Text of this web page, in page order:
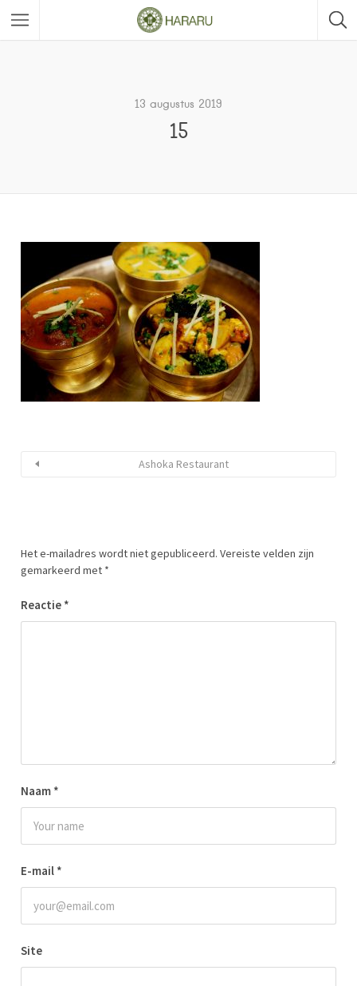
13 augustus 2019
15
Ashoka Restaurant
Het e-mailadres wordt niet gepubliceerd. Vereiste velden zijn
gemarkeerd met *
Reactie *
Naam *
E-mail *
Site